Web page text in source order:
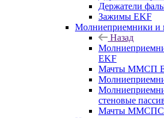
Держатели
Зажимы EKF
Молниеприемники и
Назад
EKF
Мачты ММСП
стеновые
Мачты